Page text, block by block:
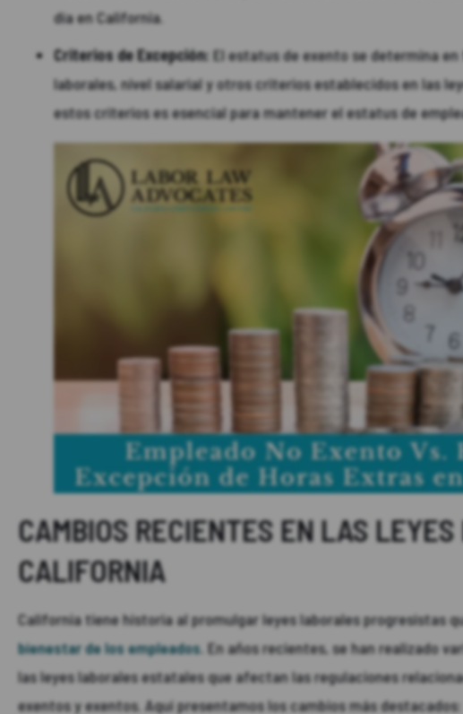
día en California.
Criterios de Excepción: El estatus de exento se determina
laborales, nivel salarial y otros criterios establecidos en las
estos criterios es esencial para mantener el estatus de
CAMBIOS RECIENTES EN LAS
CALIFORNIA
California tiene historia al promulgar leyes laborales progresistas
bienestar de los empleados. En años recientes, se han realizado
las leyes laborales estatales que afectan las regulaciones
exentos y exentos. Aquí presentamos los cambios más destacados: